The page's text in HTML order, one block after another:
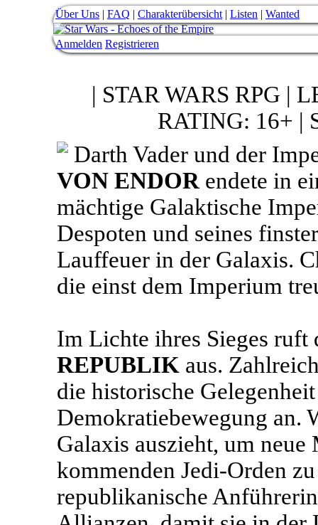
Über Uns | FAQ | Charakterübersicht | Listen | Wanted
Anmelden Registrieren
| STAR WARS RPG |
RATING: 16+ |
Darth Vader und der
VON ENDOR endete in
mächtige Galaktische
Despoten und seines
Lauffeuer in der Galaxis.
die einst dem Imperium
Im Lichte ihres Sieges
REPUBLIK aus.
die historische
Demokratiebewegung an.
Galaxis auszieht, um
kommenden Jedi-Orden
republikanische